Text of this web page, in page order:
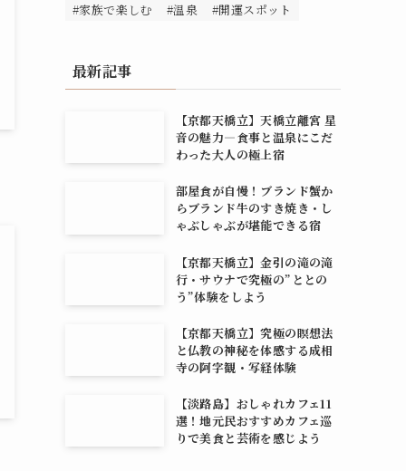
#家族で楽しむ
#温泉 #開運スポット
最新記事
【京都天橋立】天橋立離宮 星
音の魅力―食事と温泉にこだ
わった大人の極上宿
部屋食が自慢！ブランド蟹か
らブランド牛のすき焼き・し
ゃぶしゃぶが堪能できる宿
【京都天橋立】金引の滝の滝
行・サウナで究極の”ととの
う”体験をしよう
【京都天橋立】究極の瞑想法
と仏教の神秘を体感する成相
寺の阿字観・写経体験
【淡路島】おしゃれカフェ11
選！地元民おすすめカフェ巡
りで美食と芸術を感じよう